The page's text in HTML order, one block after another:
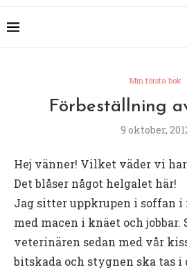
Min första bok
Förbeställning
9 oktober,
Hej vänner! Vilket väder vi
Det blåser något helgalet här!
Jag sitter uppkrupen i soffan
med macen i knäet och
veterinären sedan med vår
bitskada och stygnen ska tas i